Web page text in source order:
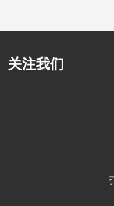
关注我们